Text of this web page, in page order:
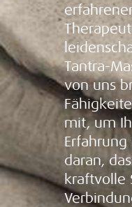
Tantra-
von uns
mit, um
daran,
kraftvolle